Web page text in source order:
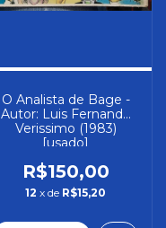
O Analista de Bage -
Autor: Luis Fernando
Verissimo (1983)
[usado]
R$150,00
12 x de R$15,20